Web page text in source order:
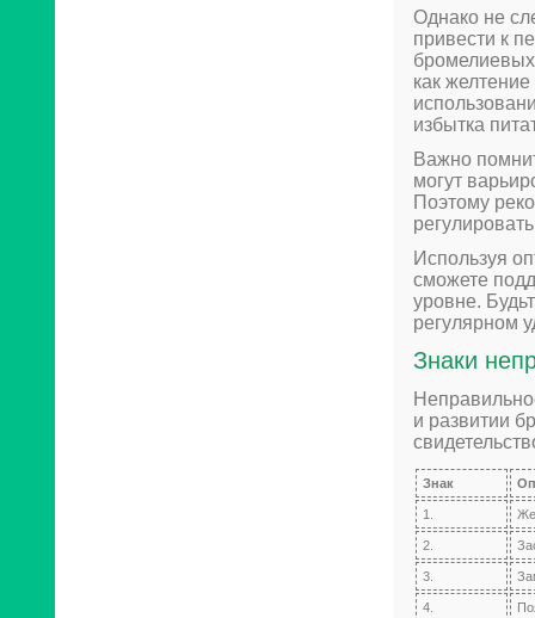
Однако не
привести к
как
избытка
Важно
могут
Поэтому
Используя
сможете
уровне.
регулярном
Знаки
и развитии
Знак
1.
2.
3.
4.